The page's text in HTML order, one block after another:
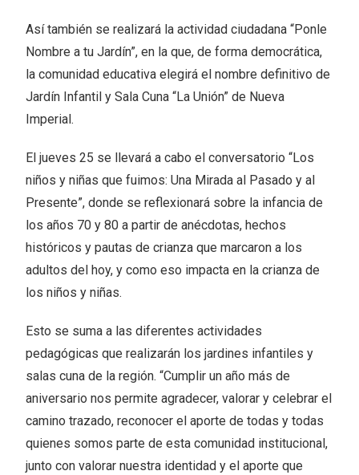
Así también se realizará la actividad ciudadana “Ponle
Nombre a tu Jardín”, en la que, de forma democrática,
la comunidad educativa elegirá el nombre definitivo de
Jardín Infantil y Sala Cuna “La Unión” de Nueva
Imperial.
El jueves 25 se llevará a cabo el conversatorio “Los
niños y niñas que fuimos: Una Mirada al Pasado y al
Presente”, donde se reflexionará sobre la infancia de
los años 70 y 80 a partir de anécdotas, hechos
históricos y pautas de crianza que marcaron a los
adultos del hoy, y como eso impacta en la crianza de
los niños y niñas.
Esto se suma a las diferentes actividades
pedagógicas que realizarán los jardines infantiles y
salas cuna de la región. “Cumplir un año más de
aniversario nos permite agradecer, valorar y celebrar el
camino trazado, reconocer el aporte de todas y todas
quienes somos parte de esta comunidad institucional,
junto con valorar nuestra identidad y el aporte que